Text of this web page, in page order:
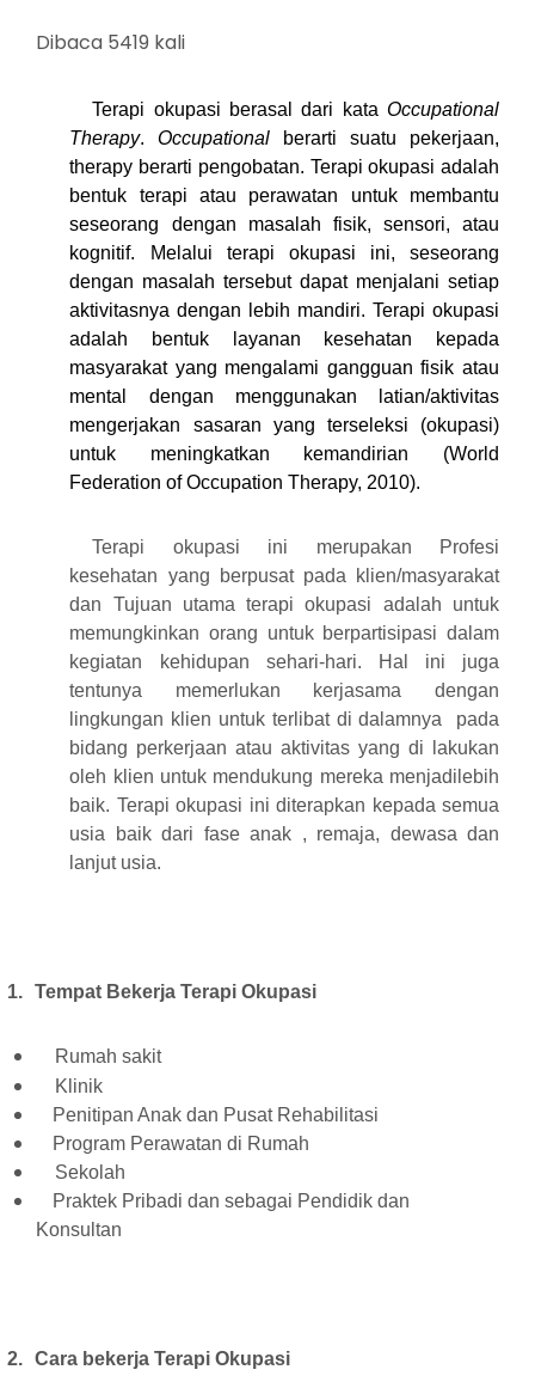
Dibaca 5419 kali
Terapi okupasi berasal dari kata Occupational
Therapy.Occupational berarti suatu pekerjaan,
therapy berarti pengobatan. Terapi okupasi adalah
bentuk terapi atau perawatan untuk membantu
seseorang dengan masalah fisik, sensori, atau
kognitif. Melalui terapi okupasi ini, seseorang
dengan masalah tersebut dapat menjalani setiap
aktivitasnya dengan lebih mandiri.Terapi okupasi
adalah bentuk layanan kesehatan kepada
masyarakat yang mengalami gangguan fisik atau
mental dengan menggunakan latian/aktivitas
mengerjakan sasaran yang terseleksi (okupasi)
untuk meningkatkan kemandirian (World
Federation of Occupation Therapy, 2010).
Terapi okupasi ini merupakan Profesi
kesehatan yang berpusat pada klien/masyarakat
dan Tujuan utama terapi okupasi adalah untuk
memungkinkan orang untuk berpartisipasi dalam
kegiatan kehidupan sehari-hari. Hal ini juga
tentunya memerlukan kerjasama dengan
lingkungan klien untuk terlibat di dalamnya pada
bidang perkerjaan atau aktivitas yang di lakukan
oleh klien untuk mendukung mereka menjadilebih
baik. Terapi okupasi ini diterapkan kepada semua
usia baik dari fase anak , remaja, dewasa dan
lanjut usia.
1. Tempat Bekerja Terapi Okupasi
Rumah sakit
Klinik
Penitipan Anak dan Pusat Rehabilitasi
Program Perawatan di Rumah
Sekolah
Praktek Pribadi dan sebagai Pendidik dan
Konsultan
2. Cara bekerja Terapi Okupasi